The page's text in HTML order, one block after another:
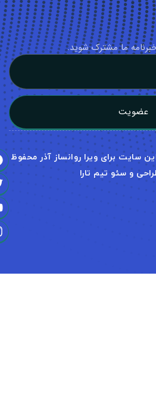
مشترک شوید.
ویرا روانساز آذر محفوظ
تیم تارا